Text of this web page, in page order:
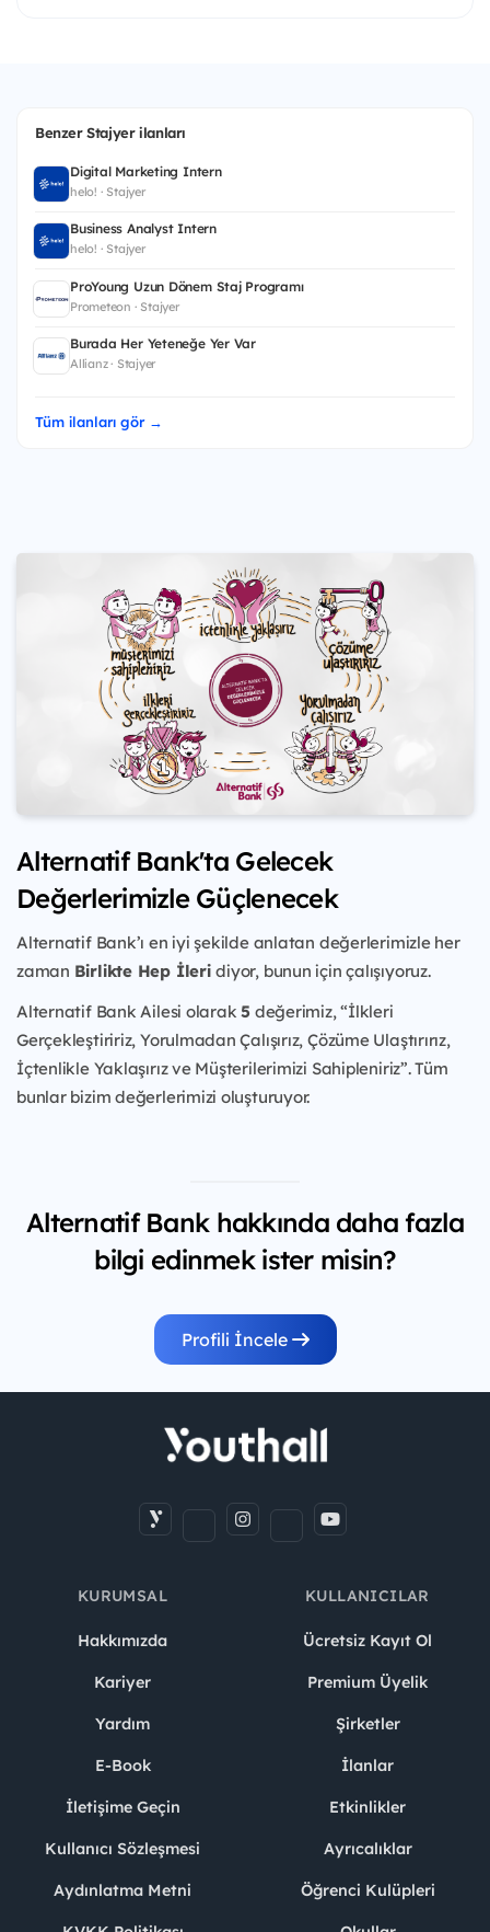
Benzer Stajyer ilanları
Digital Marketing Intern
helo! · Stajyer
Business Analyst Intern
helo! · Stajyer
ProYoung Uzun Dönem Staj Programı
Prometeon · Stajyer
Burada Her Yeteneğe Yer Var
Allianz · Stajyer
Tüm ilanları gör →
Alternatif Bank'ta Gelecek
Değerlerimizle Güçlenecek
Alternatif Bank’ı en iyi şekilde anlatan değerlerimizle her
zaman Birlikte Hep İleridiyor, bunun için çalışıyoruz.
Alternatif Bank Ailesi olarak5 değerimiz, “İlkleri
Gerçekleştiririz, Yorulmadan Çalışırız, Çözüme Ulaştırırız,
İçtenlikle Yaklaşırız ve Müşterilerimizi Sahipleniriz”. Tüm
bunlar bizim değerlerimizi oluşturuyor.
Alternatif Bank hakkında daha fazla
bilgi edinmek ister misin?
Profili İncele
KURUMSAL
Hakkımızda
Kariyer
Yardım
E-Book
İletişime Geçin
Kullanıcı Sözleşmesi
Aydınlatma Metni
KULLANICILAR
Ücretsiz Kayıt Ol
Premium Üyelik
Şirketler
İlanlar
Etkinlikler
Ayrıcalıklar
Öğrenci Kulüpleri